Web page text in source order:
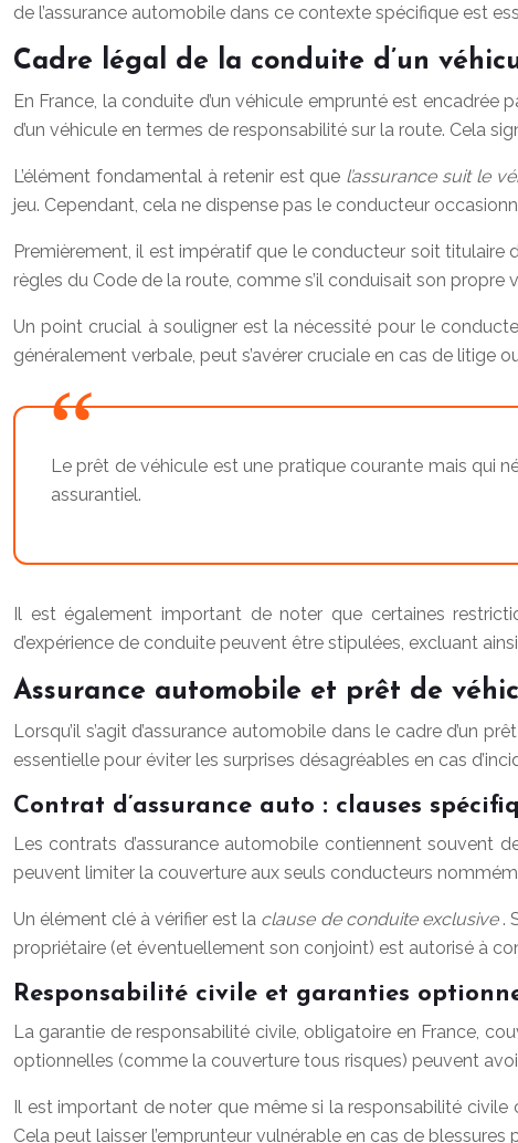
de l’assurance automobile dans ce contexte spécifique est
Cadre légal de la conduite d’un
En France, la conduite d’un véhicule emprunté est
d’un véhicule en termes de responsabilité sur la route. Cela
L’élément fondamental à retenir est que l’assurance suit le
jeu. Cependant, cela ne dispense pas le conducteur
Premièrement, il est impératif que le conducteur soit titulaire
règles du Code de la route, comme s’il conduisait son propre
Un point crucial à souligner est la nécessité pour le
généralement verbale, peut s’avérer cruciale en cas de litige
Le prêt de véhicule est une pratique courante mais qui
assurantiel.
Il est également important de noter que certaines
d’expérience de conduite peuvent être stipulées, excluant
Assurance automobile et prêt de
Lorsqu’il s’agit d’assurance automobile dans le cadre
essentielle pour éviter les surprises désagréables en cas
Contrat d’assurance auto : clauses
Les contrats d’assurance automobile contiennent souvent
peuvent limiter la couverture aux seuls conducteurs
Un élément clé à vérifier est la clause de conduite exclusive .
propriétaire (et éventuellement son conjoint) est autorisé à
Responsabilité civile et garanties
La garantie de responsabilité civile, obligatoire en France,
optionnelles (comme la couverture tous risques) peuvent
Il est important de noter que même si la responsabilité civile
Cela peut laisser l’emprunteur vulnérable en cas de blessures